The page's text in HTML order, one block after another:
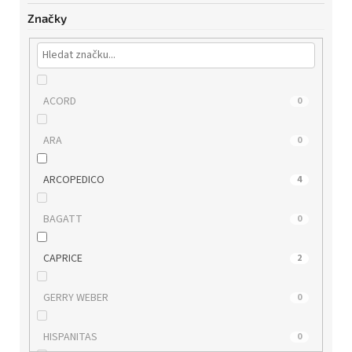
Značky
ACORD 0
ARA 0
ARCOPEDICO 4
BAGATT 0
CAPRICE 2
GERRY WEBER 0
HISPANITAS 0